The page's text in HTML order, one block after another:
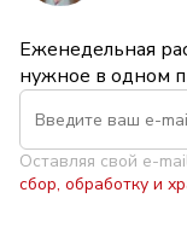
Еженедельная
нужное в одном
Оставляя свой e-
сбор, обработку и